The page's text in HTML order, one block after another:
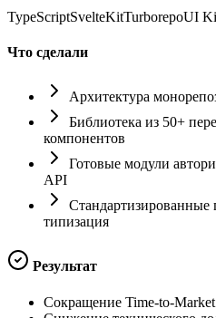
TypeScriptSvelteKitTurborepoUI
Что сделали
Архитектура
Библиотека из 50+
компонентов
Готовые модули
API
типизация
Результат
Сокращение Time-to-